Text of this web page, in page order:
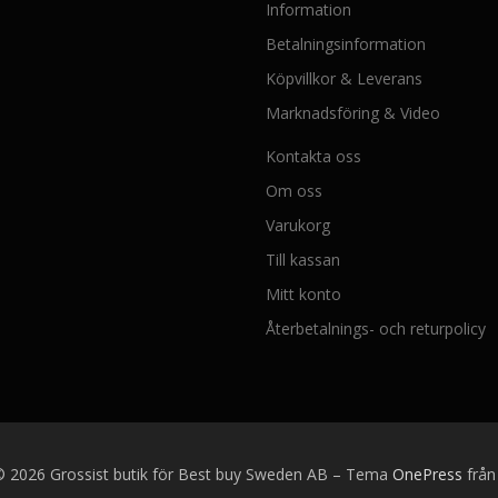
Information
Betalningsinformation
Köpvillkor & Leverans
Marknadsföring & Video
Kontakta oss
Om oss
Varukorg
Till kassan
Mitt konto
Återbetalnings- och returpolicy
Grossist butik för Best buy Sweden AB – Tema OnePress